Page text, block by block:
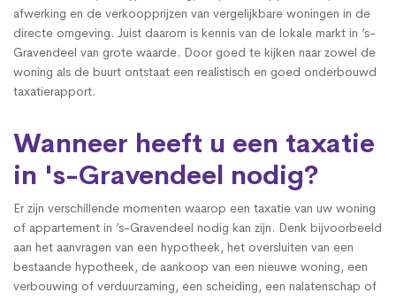
afwerking en de verkoopprijzen van vergelijkbare woningen in de
directe omgeving. Juist daarom is kennis van de lokale markt in ’s-
Gravendeel van grote waarde. Door goed te kijken naar zowel de
woning als de buurt ontstaat een realistisch en goed onderbouwd
taxatierapport.
Wanneer heeft u een taxatie
in 's-Gravendeel nodig?
Er zijn verschillende momenten waarop een taxatie van uw woning
of appartement in ’s-Gravendeel nodig kan zijn. Denk bijvoorbeeld
aan het aanvragen van een hypotheek, het oversluiten van een
bestaande hypotheek, de aankoop van een nieuwe woning, een
verbouwing of verduurzaming, een scheiding, een nalatenschap of